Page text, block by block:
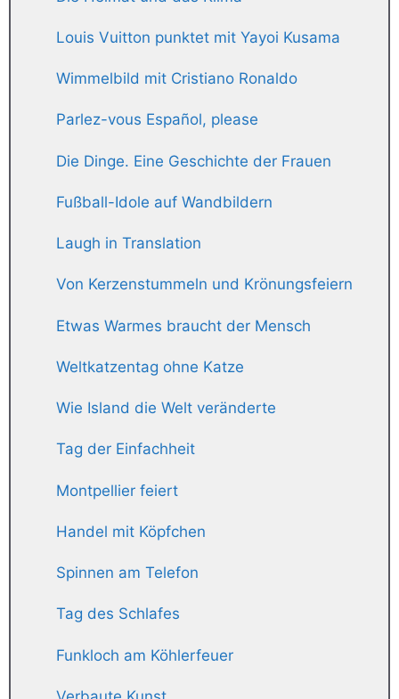
Louis Vuitton punktet mit Yayoi Kusama
Wimmelbild mit Cristiano Ronaldo
Parlez-vous Español, please
Die Dinge. Eine Geschichte der Frauen
Fußball-Idole auf Wandbildern
Laugh in Translation
Von Kerzenstummeln und Krönungsfeiern
Etwas Warmes braucht der Mensch
Weltkatzentag ohne Katze
Wie Island die Welt veränderte
Tag der Einfachheit
Montpellier feiert
Handel mit Köpfchen
Spinnen am Telefon
Tag des Schlafes
Funkloch am Köhlerfeuer